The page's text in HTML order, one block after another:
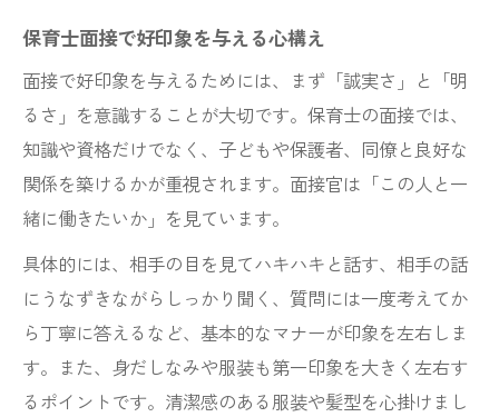
新卒保育士面接で好印象を与える話し方
新卒保育士面接質問に自信を持つ回答法
新卒保育士面接で心掛けたい伝え方の工夫
新卒保育士面接の質問新卒ならではの注意
点
新卒保育士面接で経験不足を補う自己PR術
逆質問で伝える保育士の熱意と適応力
保育士面接逆質問で熱意をアピールする方
法
保育士面接逆質問例からみる効果的な質問
保育士面接で好印象を与える心構え
面接で好印象を与えるためには、まず「誠実さ」と「明
るさ」を意識することが大切です。保育士の面接では、
知識や資格だけでなく、子どもや保護者、同僚と良好な
関係を築けるかが重視されます。面接官は「この人と一
緒に働きたいか」を見ています。
具体的には、相手の目を見てハキハキと話す、相手の話
にうなずきながらしっかり聞く、質問には一度考えてか
ら丁寧に答えるなど、基本的なマナーが印象を左右しま
す。また、身だしなみや服装も第一印象を大きく左右す
るポイントです。清潔感のある服装や髪型を心掛けまし